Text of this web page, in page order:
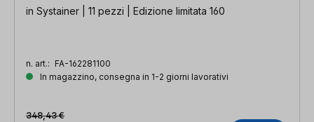
in Systainer | 11 pezzi | Edizione limitata 160
n. art.: FA-162281100
In magazzino, consegna in 1-2 giorni lavorativi
348,43 €